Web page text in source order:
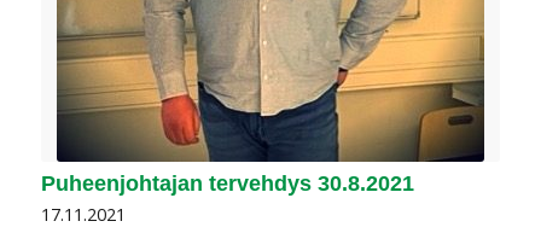
Puheenjohtajan tervehdys 30.8.2021
17.11.2021